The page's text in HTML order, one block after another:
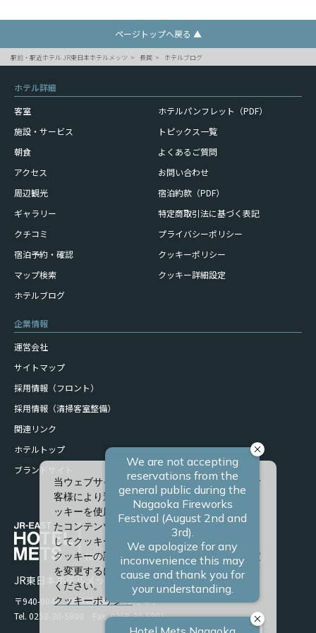
ページトップへ戻る ▲
駅前・駅近ホテル JR東日本ホテルメッツ 長岡 ホテルブログ
ホテル詳細
客室
施設・サービス
朝食
アクセス
周辺観光
ギャラリー
クチコミ
宿泊予約・確認
マップ検索
ホテルブログ
ホテルパンフレット（PDF）
トピックス一覧
よくあるご質問
お問い合わせ
宿泊約款（PDF）
特定商取引法に基づく表記
プライバシーポリシー
クッキーポリシー
クッキー詳細設定
企業情報
運営会社
サイトマップ
採用情報（フロント）
採用情報（清掃客室整備）
関連リンク
ホテルトップ
ブランドサイト
JR東日本ホテルメッツ 長岡
〒940-0048 新潟県長岡市台町2-4-9
Tel. 0258-30-5800 Fax. 0258-30-5801
当ウェブサイトでは、サービスの向上、またお
客様により適したサービスを提供するため、ク
ッキーを使用しています。また、お客様に合っ
たコンテンツや広告を表示させることを目的と
してクッキーを使用する場合があります。
クッキーの詳細や、クッキーの種類ごとに設定
を変更するには、「詳細設定」をクリックして
ください。
クッキーポリシー
すべて許可